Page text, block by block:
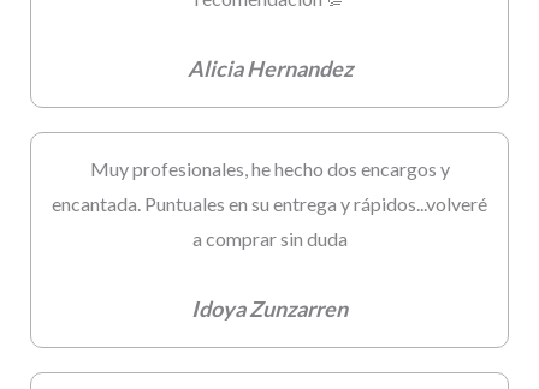
Alicia Hernandez
Muy profesionales, he hecho dos encargos y
encantada. Puntuales en su entrega y rápidos...volveré
a comprar sin duda
Idoya Zunzarren